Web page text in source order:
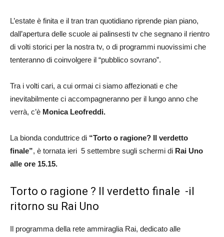
L’estate è finita e il tran tran quotidiano riprende pian piano,
dall’apertura delle scuole ai palinsesti tv che segnano il rientro
di volti storici per la nostra tv, o di programmi nuovissimi che
tenteranno di coinvolgere il “pubblico sovrano”.
Tra i volti cari, a cui ormai ci siamo affezionati e che
inevitabilmente ci accompagneranno per il lungo anno che
verrà, c’è Monica Leofreddi.
La bionda conduttrice di “Torto o ragione? Il verdetto
finale”, è tornata ieri 5 settembre sugli schermi di Rai Uno
alle ore 15.15.
Torto o ragione ? Il verdetto finale -il
ritorno su Rai Uno
Il programma della rete ammiraglia Rai, dedicato alle